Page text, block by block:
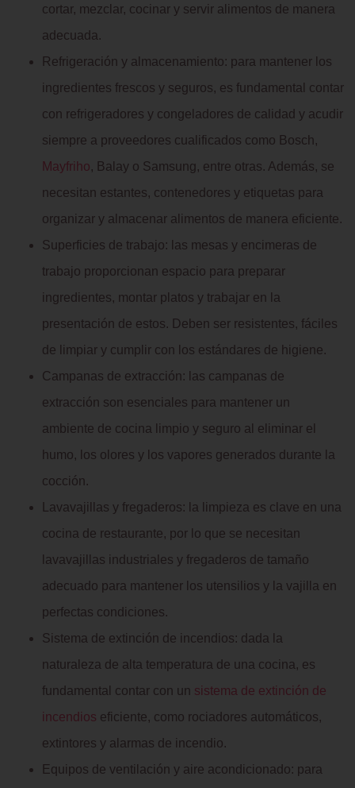
cortar, mezclar, cocinar y servir alimentos de manera
adecuada.
Refrigeración y almacenamiento: para mantener los
ingredientes frescos y seguros, es fundamental contar
con refrigeradores y congeladores de calidad y acudir
siempre a proveedores cualificados como Bosch,
Mayfriho, Balay o Samsung, entre otras. Además, se
necesitan estantes, contenedores y etiquetas para
organizar y almacenar alimentos de manera eficiente.
Superficies de trabajo: las mesas y encimeras de
trabajo proporcionan espacio para preparar
ingredientes, montar platos y trabajar en la
presentación de estos. Deben ser resistentes, fáciles
de limpiar y cumplir con los estándares de higiene.
Campanas de extracción: las campanas de
extracción son esenciales para mantener un
ambiente de cocina limpio y seguro al eliminar el
humo, los olores y los vapores generados durante la
cocción.
Lavavajillas y fregaderos: la limpieza es clave en una
cocina de restaurante, por lo que se necesitan
lavavajillas industriales y fregaderos de tamaño
adecuado para mantener los utensilios y la vajilla en
perfectas condiciones.
Sistema de extinción de incendios: dada la
naturaleza de alta temperatura de una cocina, es
fundamental contar con un sistema de extinción de
incendios eficiente, como rociadores automáticos,
extintores y alarmas de incendio.
Equipos de ventilación y aire acondicionado: para